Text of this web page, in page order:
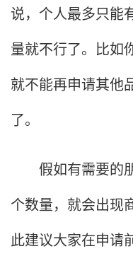
说，个人最多只能
量就不行了。比如
就不能再申请其他
了。
假如有需要的朋
个数量，就会出现
此建议大家在申请